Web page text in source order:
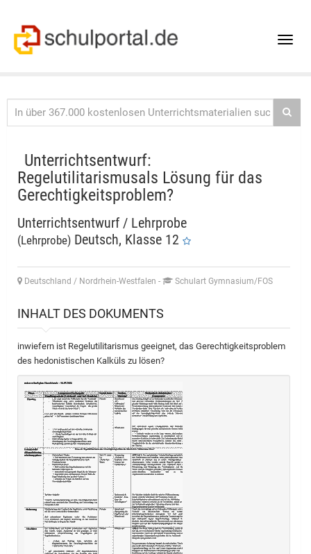
Toggle
Unterrichtsentwurf:
Regelutilitarismusals Lösung für das
Gerechtigkeitsproblem?
Unterrichtsentwurf / Lehrprobe
(Lehrprobe) Deutsch, Klasse 12
Deutschland / Nordrhein-Westfalen - Schulart Gymnasium/FOS
INHALT DES DOKUMENTS
inwiefern ist Regelutilitarismus geeignet, das Gerechtigkeitsproblem
des hedonistischen Kalküls zu lösen?